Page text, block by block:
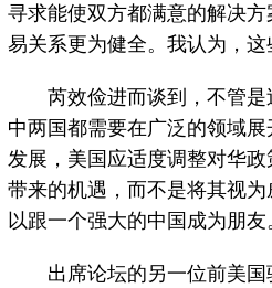
寻求能使双方都满意的解决
易关系更为健全。我认为，这
芮效俭进而谈到，不管是
中两国都需要在广泛的领域
发展，美国应适度调整对华
带来的机遇，而不是将其视
以跟一个强大的中国成为朋友
出席论坛的另一位前美国